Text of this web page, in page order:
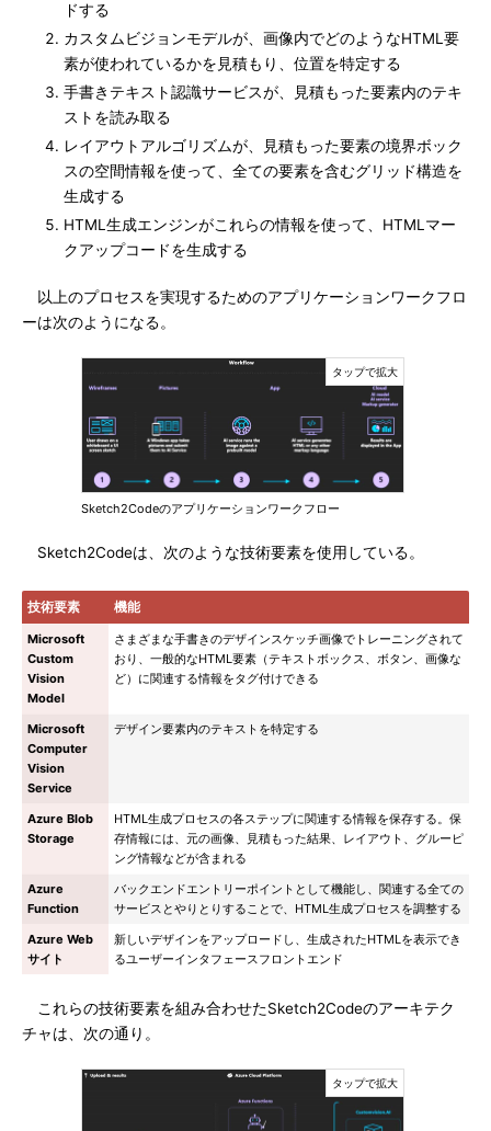
ドする
カスタムビジョンモデルが、画像内でどのようなHTML要
素が使われているかを見積もり、位置を特定する
手書きテキスト認識サービスが、見積もった要素内のテキ
ストを読み取る
レイアウトアルゴリズムが、見積もった要素の境界ボック
スの空間情報を使って、全ての要素を含むグリッド構造を
生成する
HTML生成エンジンがこれらの情報を使って、HTMLマー
クアップコードを生成する
以上のプロセスを実現するためのアプリケーションワークフロ
ーは次のようになる。
Sketch2Codeのアプリケーションワークフロー
Sketch2Codeは、次のような技術要素を使用している。
技術要素 機能
Microsoft
Custom
Vision
Model
さまざまな手書きのデザインスケッチ画像でトレーニングされて
おり、一般的なHTML要素（テキストボックス、ボタン、画像な
ど）に関連する情報をタグ付けできる
Microsoft
Computer
Vision
Service
デザイン要素内のテキストを特定する
Azure Blob
Storage
HTML生成プロセスの各ステップに関連する情報を保存する。保
存情報には、元の画像、見積もった結果、レイアウト、グルーピ
ング情報などが含まれる
Azure
Function
バックエンドエントリーポイントとして機能し、関連する全ての
サービスとやりとりすることで、HTML生成プロセスを調整する
Azure Web
サイト
新しいデザインをアップロードし、生成されたHTMLを表示でき
るユーザーインタフェースフロントエンド
これらの技術要素を組み合わせたSketch2Codeのアーキテク
チャは、次の通り。